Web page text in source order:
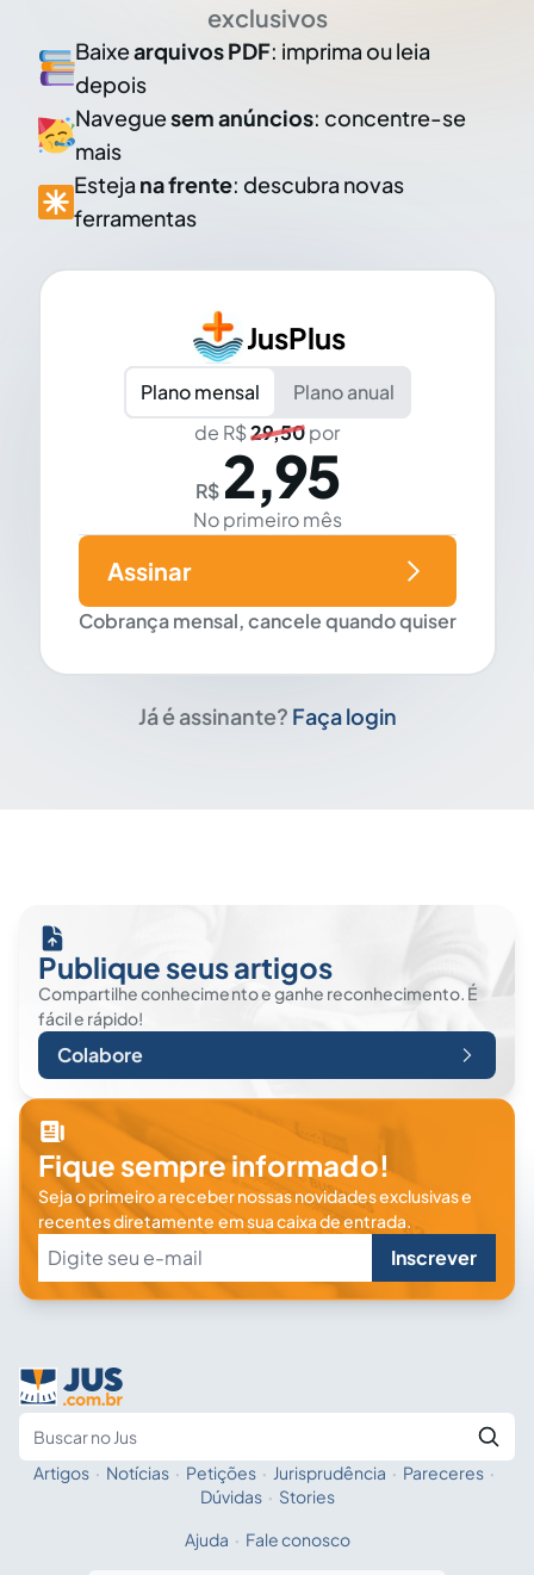
exclusivos
Baixearquivos PDF: imprima ou leia
depois
Naveguesem anúncios: concentre-se
mais
Esteja na frente: descubra novas
ferramentas
JusPlus
Plano mensal
Plano anual
de R$29,50por
R$ 2,95
No primeiro mês
Cobrança mensal, cancele quando quiser
Assinar
Já é assinante? Faça login
Publique seus artigos
Compartilhe conhecimento e ganhe reconhecimento. É
fácil e rápido!
Colabore
Fique sempre informado!
Seja o primeiro a receber nossas novidades exclusivas e
recentes diretamente em sua caixa de entrada.
Inscrever
Fale com a IA
Artigos · Notícias · Petições · Jurisprudência · Pareceres ·
Dúvidas · Stories
Ajuda · Fale conosco